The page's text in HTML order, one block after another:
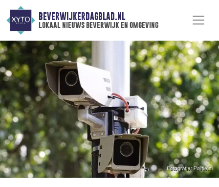
BEVERWIJKERDAGBLAD.NL
lokaal nieuws beverwijk en omgeving